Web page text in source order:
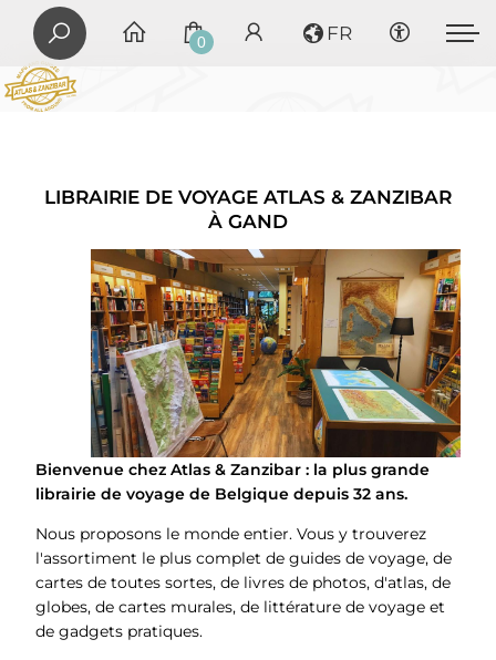
0 FR
LIBRAIRIE DE VOYAGE ATLAS & ZANZIBAR
À GAND
Bienvenue chez Atlas & Zanzibar : la plus grande
librairie de voyage de Belgique depuis 32 ans.
Nous proposons le monde entier. Vous y trouverez
l'assortiment le plus complet de guides de voyage, de
cartes de toutes sortes, de livres de photos, d'atlas, de
globes, de cartes murales, de littérature de voyage et
de gadgets pratiques.